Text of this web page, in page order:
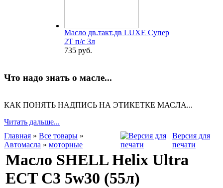
Масло дв.такт.дв LUXE Супер
2Т п/с 3л
735 руб.
Что надо знать о масле...
КАК ПОНЯТЬ НАДПИСЬ НА ЭТИКЕТКЕ МАСЛА...
Читать дальше...
Главная » Все товары »
Автомасла » моторные
Версия для
печати
Масло SHELL Helix Ultra
ECT C3 5w30 (55л)